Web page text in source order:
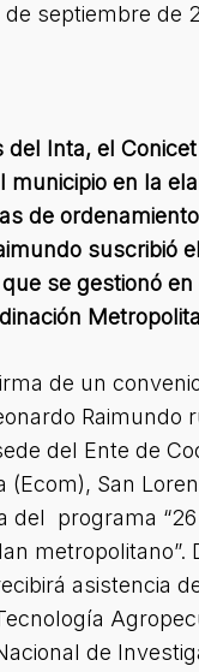
de septiembre de
del Inta, el
municipio en la
de
suscribió
se gestionó
de un
Raimundo
del Ente de
(Ecom), San
del programa
metropolitano”.
asistencia
de